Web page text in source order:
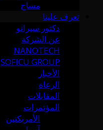
مساج
تعرف علينا
دكتور سيرانو
عن الشركة
NANOTECH
SOFICU GROUP
الأخبار
الرعاة
المقابلات
المؤتمرات
الأمريكتين